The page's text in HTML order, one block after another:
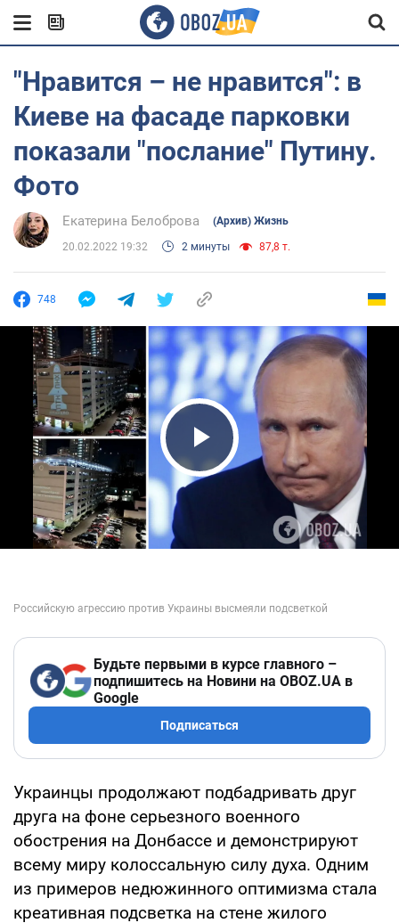
"Нравится – не нравится": в
Киеве на фасаде парковки
показали "послание" Путину.
Фото
Екатерина Белоброва (Архив) Жизнь
20.02.2022 19:32 2 минуты 87,8 т.
748
Play Video
Будьте первыми в курсе главного –
подпишитесь на Новини на OBOZ.UA в
Google
Подписаться
Украинцы продолжают подбадривать друг
друга на фоне серьезного военного
обострения на Донбассе и демонстрируют
всему миру колоссальную силу духа. Одним
из примеров недюжинного оптимизма стала
креативная подсветка на стене жилого